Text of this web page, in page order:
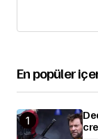
En popüler